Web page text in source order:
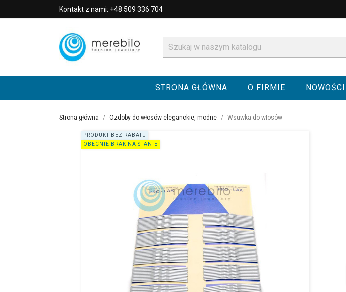
Kontakt z nami: +48 509 336 704
STRONA GŁÓWNA O FIRMIE NOWOŚCI
Strona główna Ozdoby do włosów eleganckie, modne Wsuwka do włosów
PRODUKT BEZ RABATU
OBECNIE BRAK NA STANIE